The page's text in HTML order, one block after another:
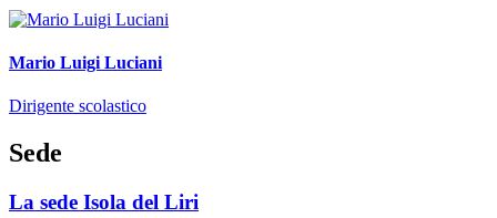
Mario Luigi Luciani
Dirigente scolastico
Sede
La sede Isola del Liri